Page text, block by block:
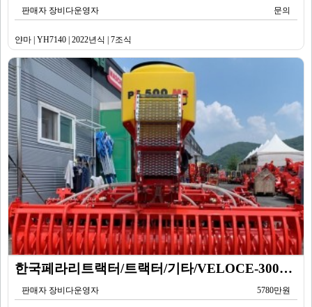
판매자 장비다운영자 문의
얀마 | YH7140 | 2022년식 | 7조식
한국페라리트랙터/트랙터/기타/VELOCE-300PS500M2E/2022년식
판매자 장비다운영자 5780만원